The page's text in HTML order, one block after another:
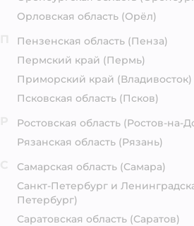
Орловская область (Орёл)
Пензенская область (Пенза)
Пермский край (Пермь)
Приморский край (Владивосток)
Псковская область (Псков)
Ростовская область (Ростов-на-
Рязанская область (Рязань)
Самарская область (Самара)
Санкт-Петербург и
Петербург)
Саратовская область (Саратов)